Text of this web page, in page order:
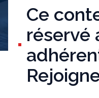
Ce
réservé